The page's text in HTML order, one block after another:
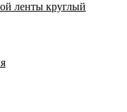
ленты круглый